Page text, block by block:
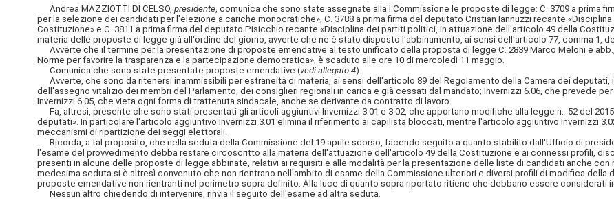
Andrea MAZZIOTTI DI CELSO, presidente, comunica che sono state assegnate alla I Commissione le proposte di legge: C. 3709 a prima
per la selezione dei candidati per l'elezione a cariche monocratiche», C. 3788 a prima firma del deputato Cristian Iannuzzi recante
Costituzione» e C. 3811 a prima firma del deputato Pisicchio recante «Disciplina dei partiti politici, in attuazione dell'articolo 49 della
materia delle proposte di legge già all'ordine del giorno, avverte che ne è stato disposto l'abbinamento, ai sensi dell'articolo 77, comma 1,
Avverte che il termine per la presentazione di proposte emendative al testo unificato della proposta di legge C. 2839 Marco Meloni e
Norme per favorire la trasparenza e la partecipazione democratica», è scaduto alle ore 10 di mercoledì 11 maggio.
Comunica che sono state presentate proposte emendative (vedi allegato 4).
Avverte, che sono da ritenersi inammissibili per estraneità di materia, ai sensi dell'articolo 89 del Regolamento della Camera dei
dell'assegno vitalizio dei membri del Parlamento, dei consiglieri regionali in carica e già cessati dal mandato; Invernizzi 6.06, che prevede
Invernizzi 6.05, che vieta ogni forma di trattenuta sindacale, anche se derivante da contratto di lavoro.
Fa, altresì, presente che sono stati presentati gli articoli aggiuntivi Invernizzi 3.01 e 3.02, che apportano modifiche alla legge n. 52 del
deputati». In particolare l'articolo aggiuntivo Invernizzi 3.01 elimina il riferimento ai capilista bloccati, mentre l'articolo aggiuntivo Invernizzi
meccanismi di ripartizione dei seggi elettorali.
Ricorda, a tal proposito, che nella seduta della Commissione del 19 aprile scorso, facendo seguito a quanto stabilito dall'Ufficio di
l'esame del provvedimento debba restare circoscritto alla materia dell'attuazione dell'articolo 49 della Costituzione e ai connessi profili,
presenti in alcune delle proposte di legge abbinate, relativi ai requisiti e alle modalità per la presentazione delle liste di candidati anche
medesima seduta si è altresì convenuto che non rientrano nell'ambito di esame della Commissione ulteriori e diversi profili di modifica
proposte emendative non rientranti nel perimetro sopra definito. Alla luce di quanto sopra riportato ritiene che debbano essere considerati
Nessun altro chiedendo di intervenire, rinvia il seguito dell'esame ad altra seduta.